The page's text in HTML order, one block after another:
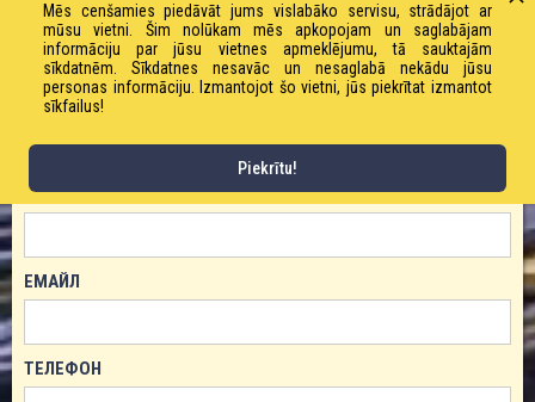
Вакуум: 15 %
ЗАКАЗАТЬ ТОВАР!
ИМЯ
ЕМАЙЛ
ТЕЛЕФОН
Mēs cenšamies piedāvāt jums vislabāko servisu, strādājot ar
mūsu vietni. Šim nolūkam mēs apkopojam un saglabājam
informāciju par jūsu vietnes apmeklējumu, tā sauktajām
sīkdatnēm. Sīkdatnes nesavāc un nesaglabā nekādu jūsu
personas informāciju. Izmantojot šo vietni, jūs piekrītat izmantot
sīkfailus!
Piekrītu!